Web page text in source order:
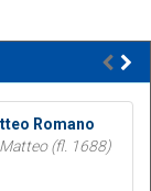
Romano
(fl. 1688)